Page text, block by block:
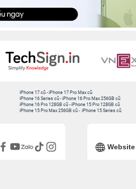
iPhone 17 cũ -iPhone 17 Pro Max cũ
iPhone 16 Series cũ - iPhone 16 Pro Max 256GB cũ
iPhone 16 Pro 128GB cũ -iPhone 15 Pro 128GB cũ
iPhone 15 Pro Max 256GB cũ - iPhone 15 Series cũ